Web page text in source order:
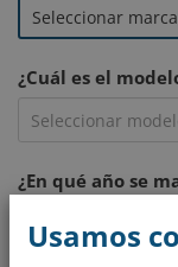
¿Cuál es el
¿En qué año se
Usamos